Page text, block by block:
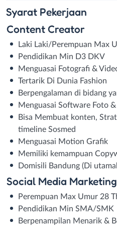
Syarat Pekerjaan
Content Creator
Laki Laki/Perempuan Max
Pendidikan Min D3 DKV
Menguasai Fotografi &
Tertarik Di Dunia Fashion
Berpengalaman di bidang
Menguasai Software Foto
Bisa Membuat konten,
timeline Sosmed
Menguasai Motion Grafik
Memiliki kemampuan
Domisili Bandung (Di
Social Media Marketing
Perempuan Max Umur 28
Pendidikan Min SMA/SMK
Berpenampilan Menarik &